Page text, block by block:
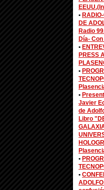
•
DE
Radio
Día-
•
PRESS
•
•
Javier
de
Libro
•
•